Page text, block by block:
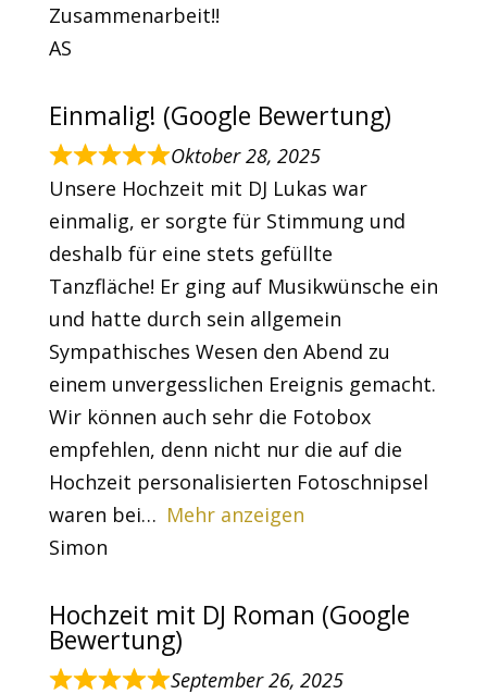
Zusammenarbeit!!
AS
Einmalig! (Google Bewertung)
Oktober 28, 2025
Unsere Hochzeit mit DJ Lukas war
einmalig, er sorgte für Stimmung und
deshalb für eine stets gefüllte
Tanzfläche! Er ging auf Musikwünsche ein
und hatte durch sein allgemein
Sympathisches Wesen den Abend zu
einem unvergesslichen Ereignis gemacht.
Wir können auch sehr die Fotobox
empfehlen, denn nicht nur die auf die
Hochzeit personalisierten Fotoschnipsel
waren bei
Mehr anzeigen
Simon
Hochzeit mit DJ Roman (Google
Bewertung)
September 26, 2025